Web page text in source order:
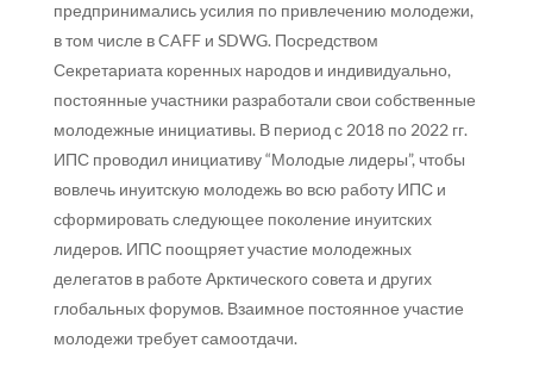
предпринимались усилия по привлечению молодежи,
в том числе в CAFF и SDWG. Посредством
Секретариата коренных народов и индивидуально,
постоянные участники разработали свои собственные
молодежные инициативы. В период с 2018 по 2022 гг.
ИПС проводил инициативу “Молодые лидеры”, чтобы
вовлечь инуитскую молодежь во всю работу ИПС и
сформировать следующее поколение инуитских
лидеров. ИПС поощряет участие молодежных
делегатов в работе Арктического совета и других
глобальных форумов. Взаимное постоянное участие
молодежи требует самоотдачи.